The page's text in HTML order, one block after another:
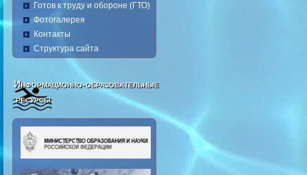
Готов к труду и обороне (ГТО)
Фотогалерея
Контакты
Структура сайта
Информационно-образовательные
ресурсы